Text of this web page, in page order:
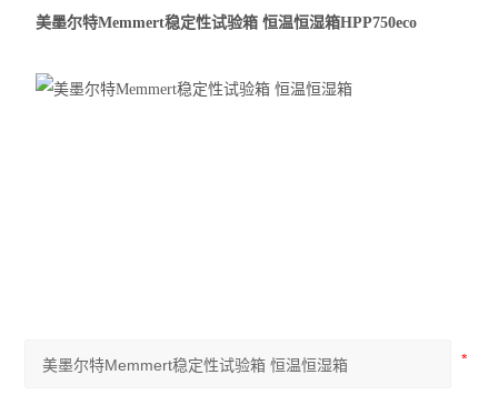
美墨尔特Memmert稳定性试验箱 恒温恒湿箱HPP750eco